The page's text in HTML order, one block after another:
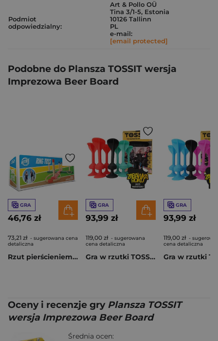
Podmiot
odpowiedzialny:
Art & Pollo OÜ
Tina 3/1-5, Estonia
10126 Tallinn
PL
e-mail:
[email protected]
Podobne do Plansza TOSSIT wersja
Imprezowa Beer Board
GRA
46,76 zł
73,21 zł - sugerowana cena
detaliczna
Rzut pierścieniem Ring Toss
GRA
93,99 zł
119,00 zł - sugerowana
cena detaliczna
Gra w rzutki TOSSIT zestaw startowy 7 sztuk dla 2 osób
GRA
93,99 zł
119,00 zł -
cena detaliczna
Oceny i recenzje gry Plansza TOSSIT
wersja Imprezowa Beer Board
Średnia ocen: